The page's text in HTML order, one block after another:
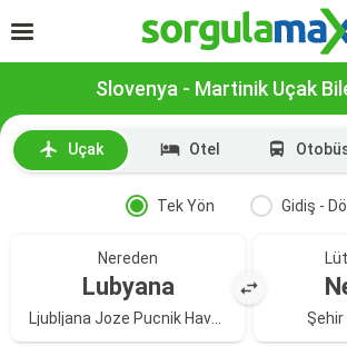
Slovenya - Martinik Uçak
Uçak Otel
Tek Yön Gidiş -
Nereden
Lubyana
Şehir